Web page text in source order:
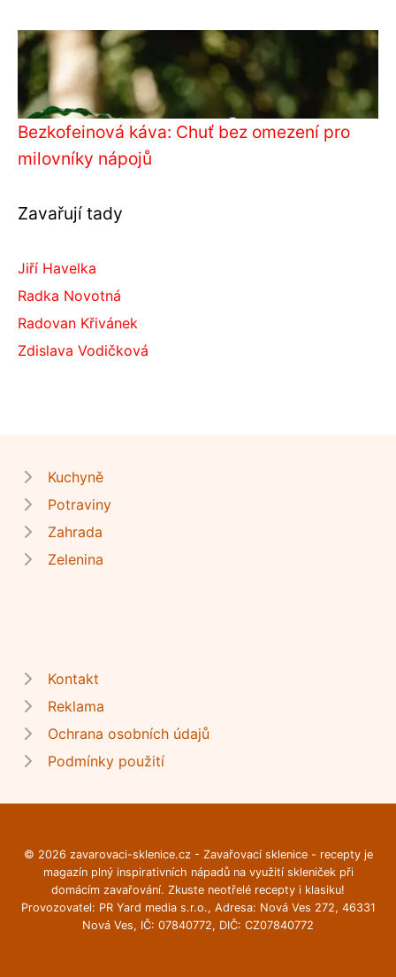
Bezkofeinová káva: Chuť bez omezení pro
milovníky nápojů
Zavařují tady
Jiří Havelka
Radka Novotná
Radovan Křivánek
Zdislava Vodičková
Kuchyně
Potraviny
Zahrada
Zelenina
Kontakt
Reklama
Ochrana osobních údajů
Podmínky použití
© 2026 zavarovaci-sklenice.cz - Zavařovací sklenice - recepty je
magazín plný inspirativních nápadů na využití skleniček při
domácím zavařování. Zkuste neotřelé recepty i klasiku!
Provozovatel: PR Yard media s.r.o., Adresa: Nová Ves 272, 46331
Nová Ves, IČ: 07840772, DIČ: CZ07840772